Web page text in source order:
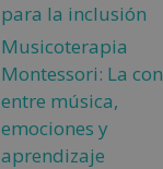
para la inclusión
Musicoterapia
Montessori: La
entre música,
emociones y
aprendizaje